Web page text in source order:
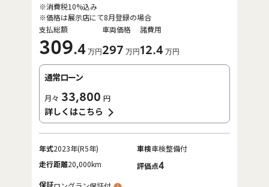
支払総額
309.4 万円
車両価格
297 万円
諸費用
12.4 万円
※消費税10%込み
※価格は展示店にて8月登録の場合
通常ローン
月々 33,800 円
詳しくはこちら
年式2023年(R5年) 車検車検整備付
走行距離20,000km 評価点4
保証